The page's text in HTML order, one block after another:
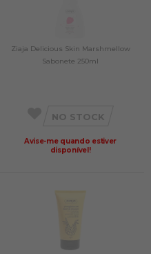
Ziaja Delicious Skin Marshmellow
Sabonete 250ml
NO STOCK
Avise-me quando estiver
disponível!